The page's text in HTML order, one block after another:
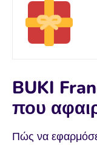
BUKI
που
Πώς να